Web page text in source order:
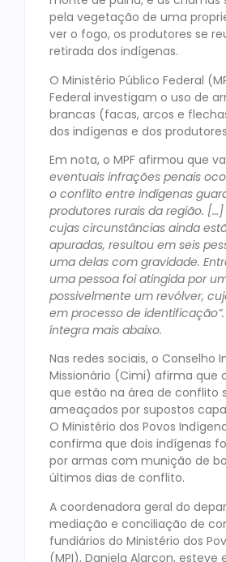
pela vegetação de uma
ver o fogo, os produtores se
retirada dos indígenas.
O Ministério Público Federal
Federal investigam o uso de
brancas (facas, arcos e
dos indígenas e dos
Em nota, o MPF afirmou que
eventuais infrações penais
o conflito entre indígenas
produtores rurais da região.
cujas circunstâncias ainda
apuradas, resultou em seis
uma delas com gravidade.
uma pessoa foi atingida por
possivelmente um revólver,
em processo de
íntegra mais abaixo.
Nas redes sociais, o Conselho
Missionário (Cimi) afirma que
que estão na área de conflito
ameaçados por supostos
O Ministério dos Povos
confirma que dois indígenas
por armas com munição de
últimos dias de conflito.
A coordenadora geral do
mediação e conciliação de
fundiários do Ministério dos
(MPI), Daniela Alarcon, esteve